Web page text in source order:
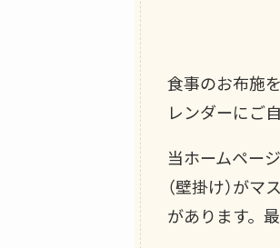
食事のお布施
レンダーにご
当ホームペー
（壁掛け）が
があります。